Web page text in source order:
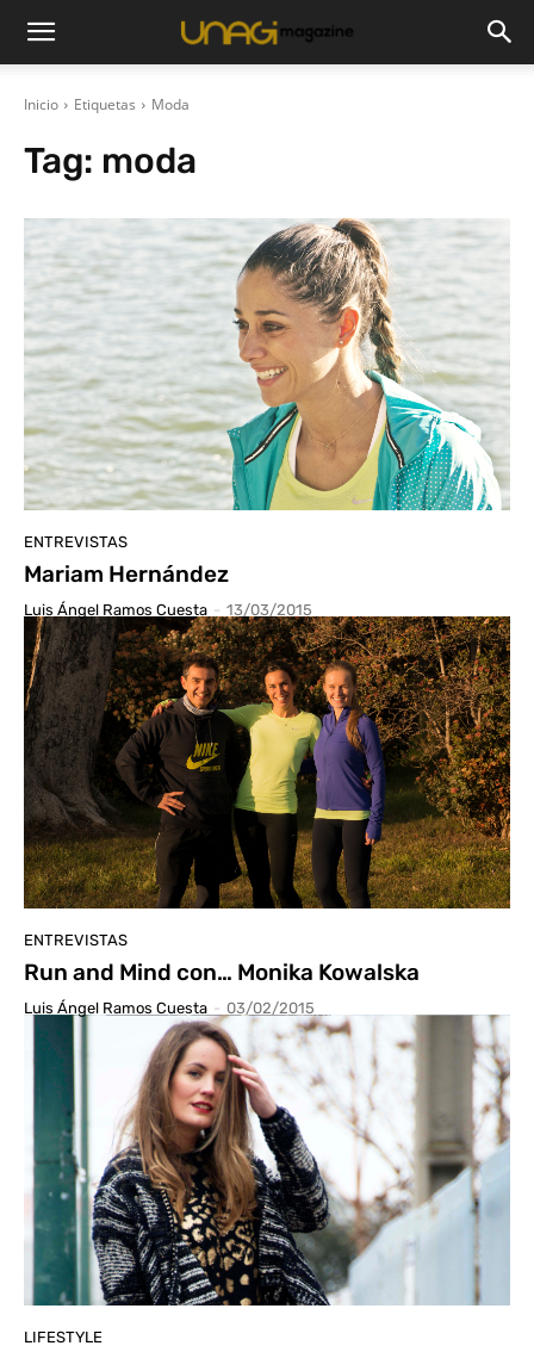
Inicio Etiquetas Moda
Tag: moda
ENTREVISTAS
Mariam Hernández
Luis Ángel Ramos Cuesta - 13/03/2015
ENTREVISTAS
Run and Mind con… Monika Kowalska
Luis Ángel Ramos Cuesta - 03/02/2015
LIFESTYLE